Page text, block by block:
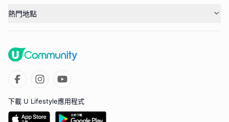
熱門地點
下載 U Lifestyle應用程式